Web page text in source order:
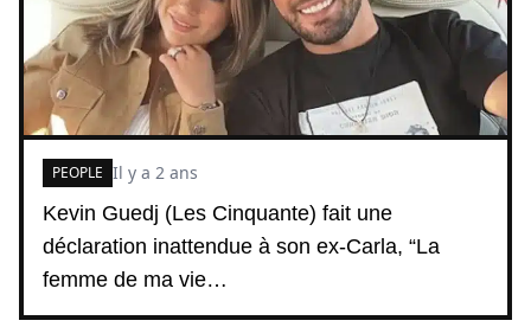
Kevin Guedj (Les Cinquante) fait une
déclaration inattendue à son ex-Carla, “La
femme de ma vie…
PEOPLE Il y a 2 ans